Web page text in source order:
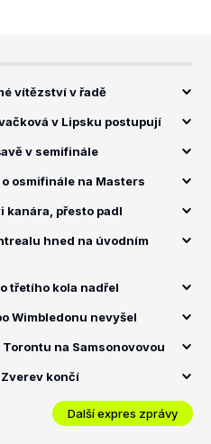
vítězství v řadě
v Lipsku postupují
v semifinále
osmifinále na Masters
kanára, přesto padl
hned na úvodním
třetího kola nadřel
Wimbledonu nevyšel
na Samsonovovou
končí
Další expres zprávy